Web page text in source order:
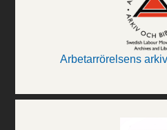
Arbetarrörelsens